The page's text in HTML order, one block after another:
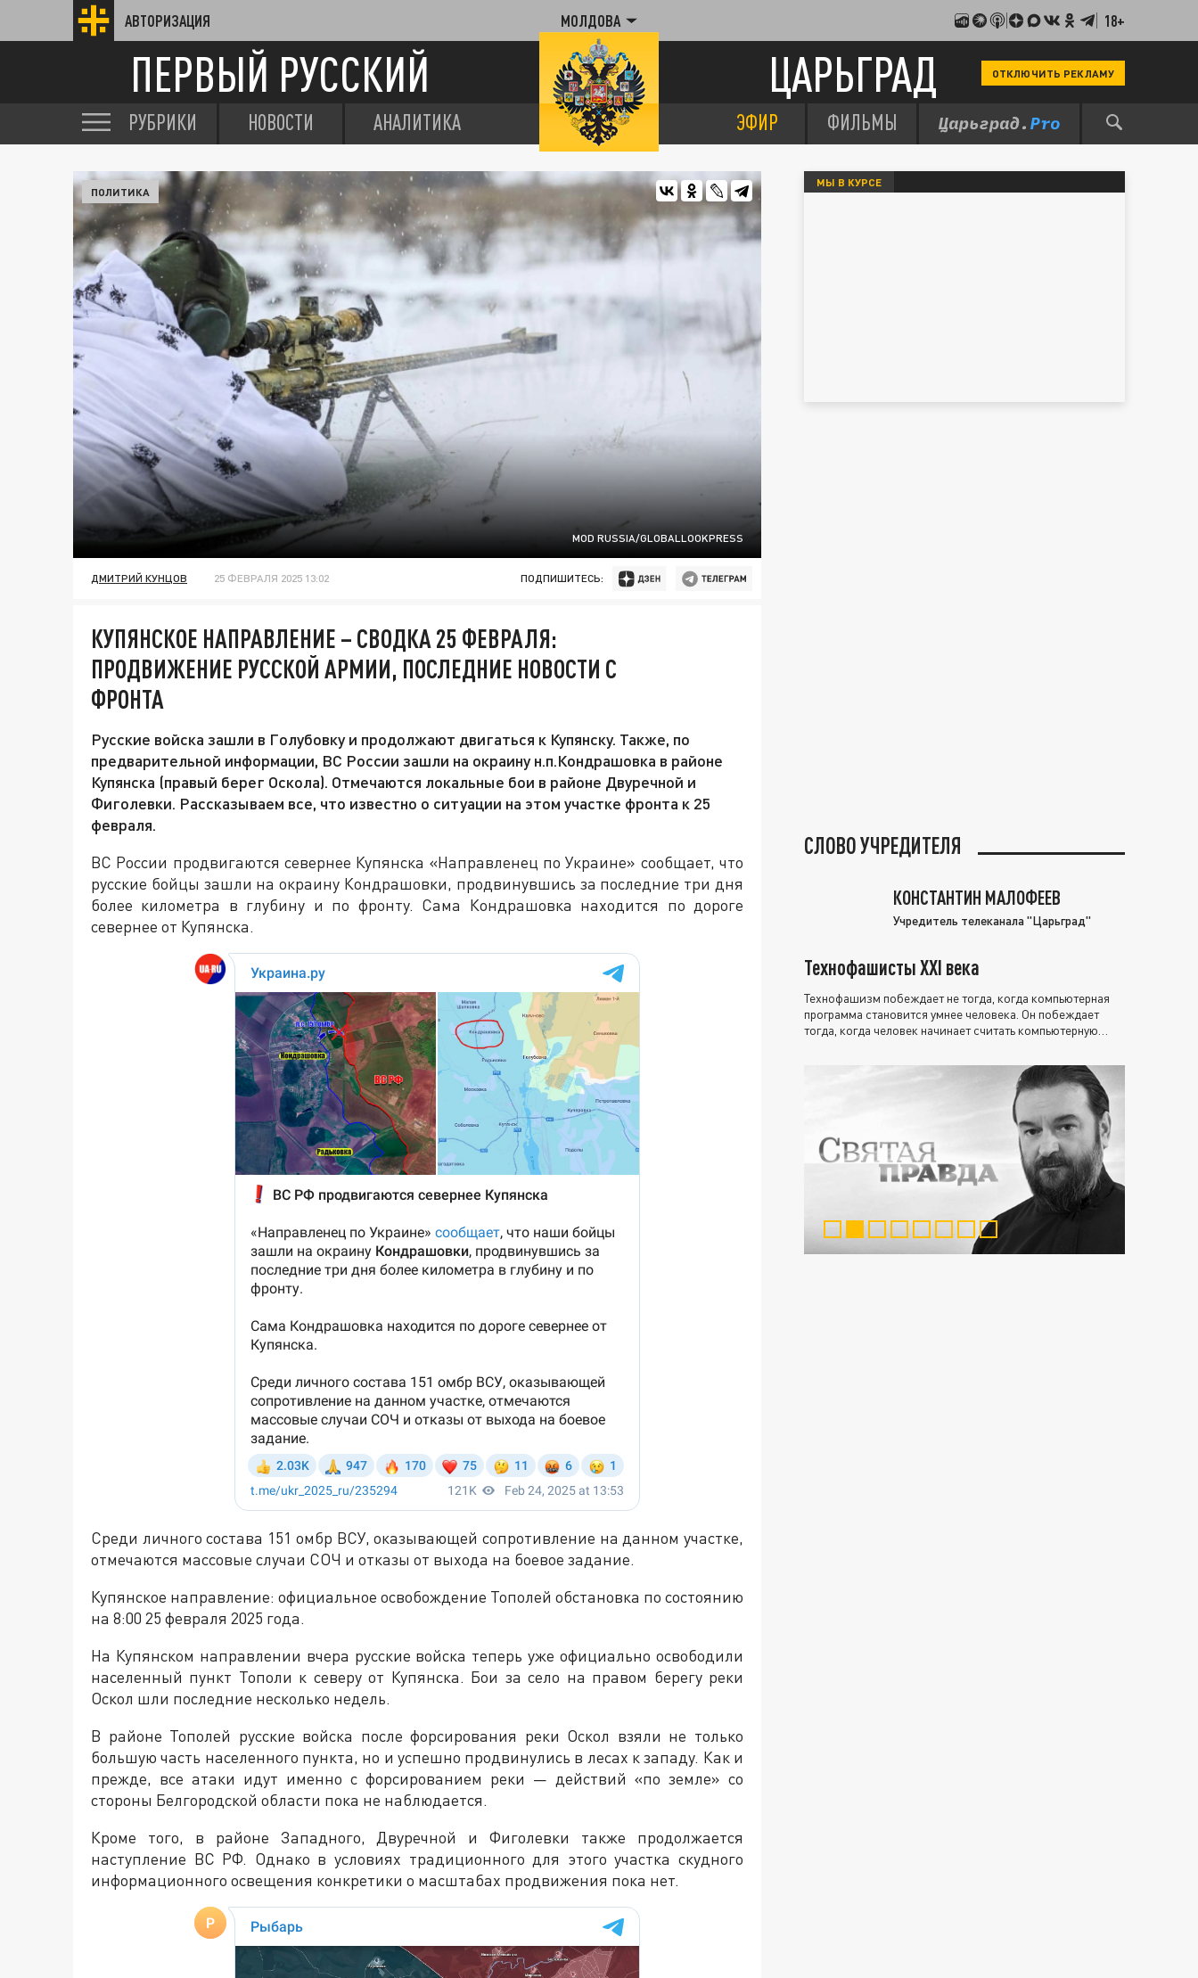
АВТОРИЗАЦИЯ МОЛДОВА 18+
ПЕРВЫЙ РУССКИЙ ЦАРЬГРАД ОТКЛЮЧИТЬ РЕКЛАМУ
РУБРИКИ НОВОСТИ АНАЛИТИКА ЭФИР ФИЛЬМЫ
MOD RUSSIA/GLOBALLOOKPRESS
ПОЛИТИКА
ДМИТРИЙ КУНЦОВ 25 ФЕВРАЛЯ 2025 13:02 ПОДПИШИТЕСЬ:
КУПЯНСКОЕ НАПРАВЛЕНИЕ – СВОДКА 25 ФЕВРАЛЯ:
ПРОДВИЖЕНИЕ РУССКОЙ АРМИИ, ПОСЛЕДНИЕ НОВОСТИ С
ФРОНТА
Русские войска зашли в Голубовку и продолжают двигаться к Купянску. Также, по
предварительной информации, ВС России зашли на окраину н.п.Кондрашовка в районе
Купянска (правый берег Оскола). Отмечаются локальные бои в районе Двуречной и
Фиголевки. Рассказываем все, что известно о ситуации на этом участке фронта к 25
февраля.
ВС России продвигаются севернее Купянска «Направленец по Украине» сообщает, что
русские бойцы зашли на окраину Кондрашовки, продвинувшись за последние три дня
более километра в глубину и по фронту. Сама Кондрашовка находится по дороге
севернее от Купянска.
Среди личного состава 151 омбр ВСУ, оказывающей сопротивление на данном участке,
отмечаются массовые случаи СОЧ и отказы от выхода на боевое задание.
Купянское направление: официальное освобождение Тополей обстановка по состоянию
на 8:00 25 февраля 2025 года.
На Купянском направлении вчера русские войска теперь уже официально освободили
населенный пункт Тополи к северу от Купянска. Бои за село на правом берегу реки
Оскол шли последние несколько недель.
В районе Тополей русские войска после форсирования реки Оскол взяли не только
большую часть населенного пункта, но и успешно продвинулись в лесах к западу. Как и
прежде, все атаки идут именно с форсированием реки — действий «по земле» со
стороны Белгородской области пока не наблюдается.
Кроме того, в районе Западного, Двуречной и Фиголевки также продолжается
наступление ВС РФ. Однако в условиях традиционного для этого участка скудного
информационного освещения конкретики о масштабах продвижения пока нет.
МЫ В КУРСЕ
СЛОВО УЧРЕДИТЕЛЯ
КОНСТАНТИН МАЛОФЕЕВ
Учредитель телеканала "Царьград"
Технофашисты XXI века
Технофашизм побеждает не тогда, когда компьютерная
программа становится умнее человека. Он побеждает
тогда, когда человек начинает считать компьютерную